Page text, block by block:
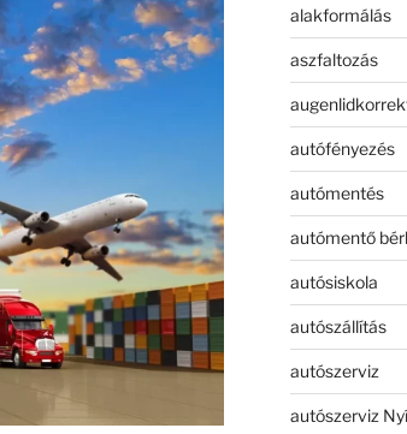
alakformálás
aszfaltozás
autófényezés
autómentés
autómentő
autósiskola
autószállítás
autószerviz
autószerviz